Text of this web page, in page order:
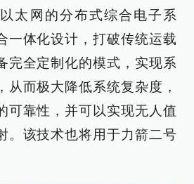
太网的分布式综合电子系
一体化设计，打破传统运载
完全定制化的模式，实现系
从而极大降低系统复杂度，
可靠性，并可以实现无人值
。该技术也将用于力箭二号